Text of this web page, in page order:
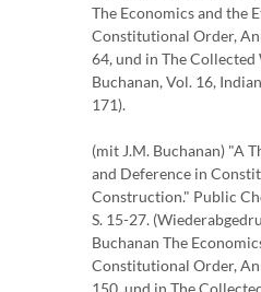
The Economics and the
Constitutional Order,
64, und in The Collected
Buchanan, Vol. 16,
171).
(mit J.M. Buchanan) "A
and Deference in
Construction." Public
S. 15-27.
Buchanan The
Constitutional Order,
150, und in The